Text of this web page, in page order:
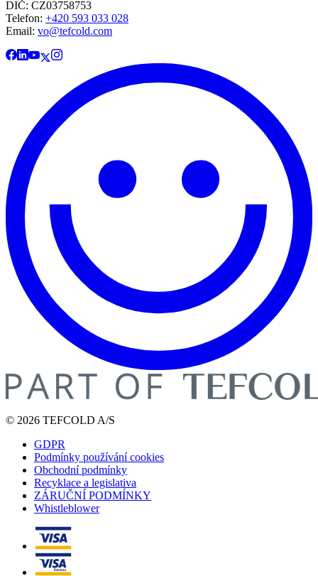
DIČ: CZ03758753​​​​​​
Telefon: +420 593 033 028
Email: vo@tefcold.com
© 2026 TEFCOLD A/S
GDPR
Podmínky používání cookies
Obchodní podmínky
Recyklace a legislativa
ZÁRUČNÍ PODMÍNKY
Whistleblower